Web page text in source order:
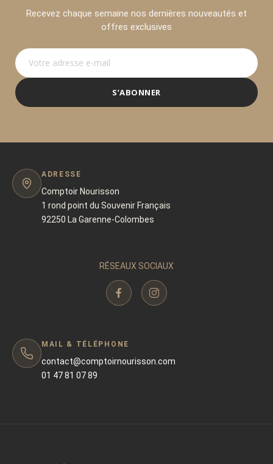
Recevez chaque semaine nos dernières nouveautés et
offres exclusives
S’ABONNER
ADRESSE
Comptoir Nourisson
1 rond point du Souvenir Français
92250 La Garenne-Colombes
RÉSEAUX SOCIAUX
MAIL & TÉLÉPHONE
contact@comptoirnourisson.com
01 47 81 07 89